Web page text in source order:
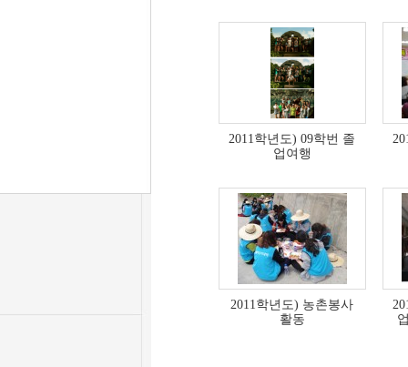
2011학년도) 09학번 졸
업여행
2011학년도) 농촌봉사
활동